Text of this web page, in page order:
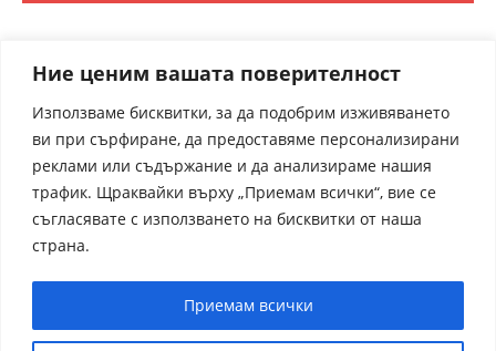
Ние ценим вашата поверителност
Използваме бисквитки, за да подобрим изживяването
ви при сърфиране, да предоставяме персонализирани
реклами или съдържание и да анализираме нашия
трафик. Щраквайки върху „Приемам всички“, вие се
съгласявате с използването на бисквитки от наша
страна.
Приемам всички